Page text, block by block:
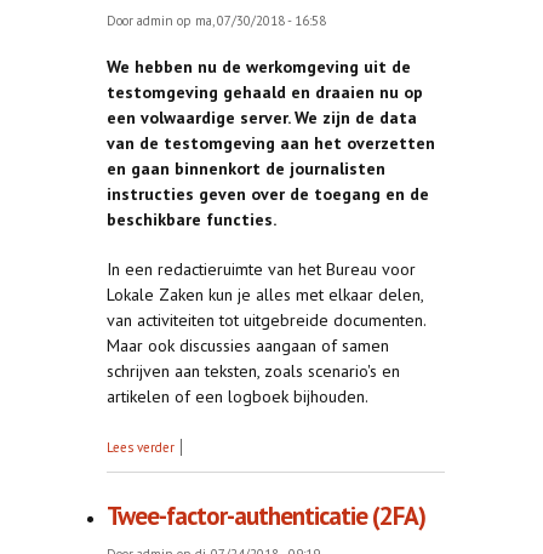
Door admin op ma, 07/30/2018 - 16:58
We hebben nu de werkomgeving uit de
testomgeving gehaald en draaien nu op
een volwaardige server. We zijn de data
van de testomgeving aan het overzetten
en gaan binnenkort de journalisten
instructies geven over de toegang en de
beschikbare functies.
In een redactieruimte van het Bureau voor
Lokale Zaken kun je alles met elkaar delen,
van activiteiten tot uitgebreide documenten.
Maar ook discussies aangaan of samen
schrijven aan teksten, zoals scenario's en
artikelen of een logboek bijhouden.
Lees verder over Laatste loodjes
Twee-factor-authenticatie (2FA)